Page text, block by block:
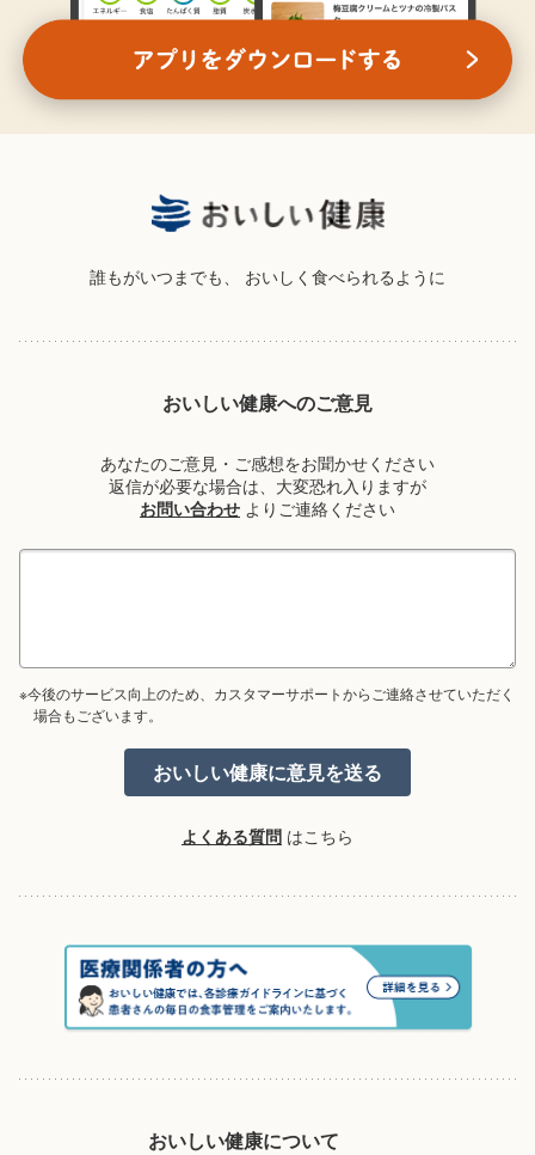
誰もがいつまでも、 おいしく食べられるように
おいしい健康へのご意見
あなたのご意見・ご感想をお聞かせください
返信が必要な場合は、大変恐れ入りますが
お問い合わせ よりご連絡ください
※今後のサービス向上のため、カスタマーサポートからご連絡させていただく
場合もございます。
よくある質問 はこちら
おいしい健康について